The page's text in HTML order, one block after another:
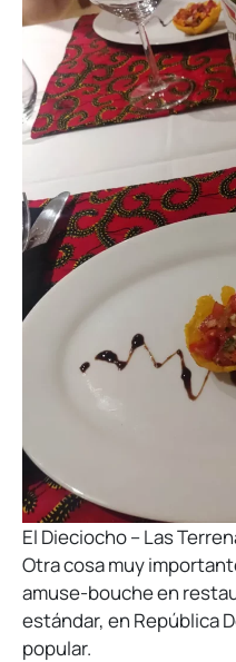
El Dieciocho – Las
Otra cosa muy
amuse-bouche en
estándar, en República
popular.